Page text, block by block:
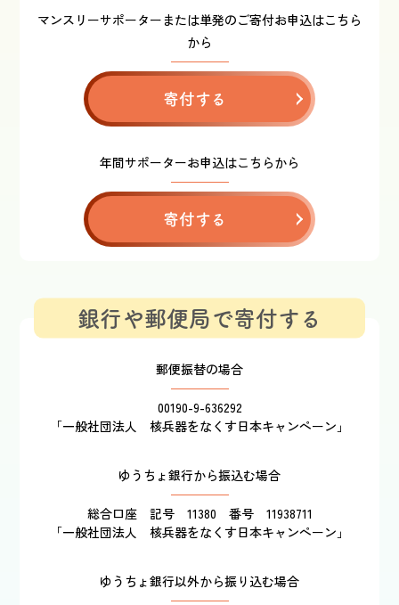
マンスリーサポーターまたは単発のご寄付お申込はこちら
から
寄付する
年間サポーターお申込はこちらから
寄付する
銀行や郵便局で寄付する
郵便振替の場合
00190-9-636292
「一般社団法人 核兵器をなくす日本キャンペーン」
ゆうちょ銀行から振込む場合
総合口座 記号 11380 番号 11938711
「一般社団法人 核兵器をなくす日本キャンペーン」
ゆうちょ銀行以外から振り込む場合